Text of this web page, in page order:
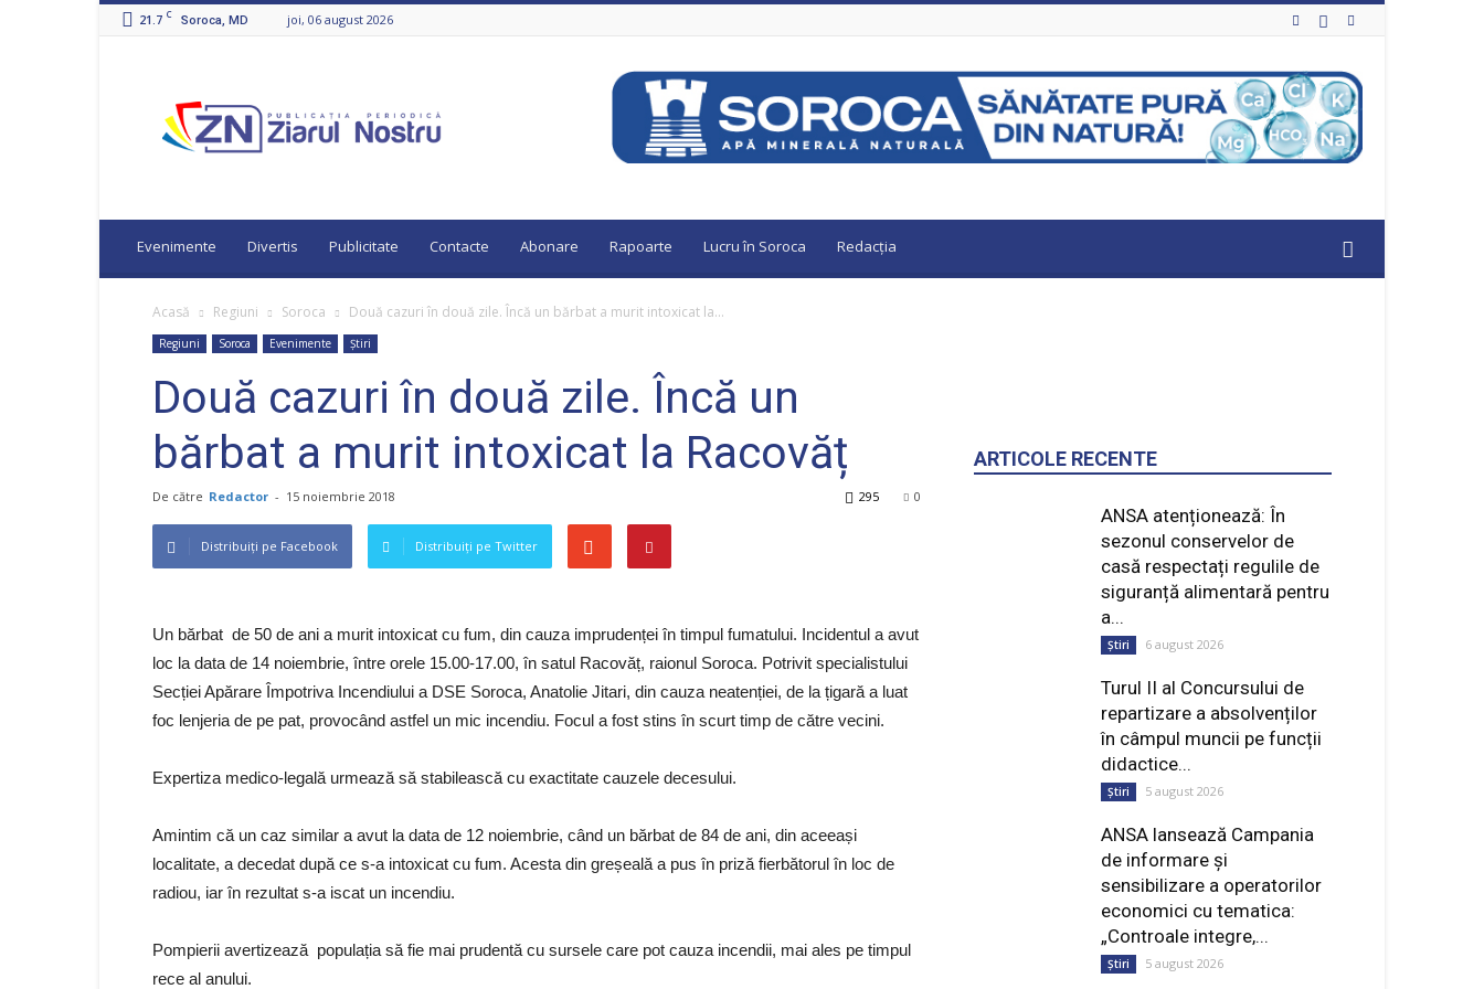
21.7 C Soroca, MD joi, 06 august 2026
Nostru
Evenimente Divertis Publicitate Contacte Abonare Rapoarte Lucru în Soroca Redacția
Acasă Regiuni Soroca Două cazuri în două zile. Încă un bărbat a murit intoxicat la...
Regiuni Soroca Evenimente Știri
Două cazuri în două zile. Încă un
bărbat a murit intoxicat la Racovăț
De către Redactor - 15 noiembrie 2018 0
295
Distribuiți pe Facebook Distribuiți pe Twitter
Un bărbat de 50 de ani a murit intoxicat cu fum, din cauza imprudenței în timpul fumatului. Incidentul a avut
loc la data de 14 noiembrie, între orele 15.00-17.00, în satul Racovăț, raionul Soroca. Potrivit specialistului
Secției Apărare Împotriva Incendiului a DSE Soroca, Anatolie Jitari, din cauza neatenției, de la țigară a luat
foc lenjeria de pe pat, provocând astfel un mic incendiu. Focul a fost stins în scurt timp de către vecini.
Expertiza medico-legală urmează să stabilească cu exactitate cauzele decesului.
Amintim că un caz similar a avut la data de 12 noiembrie, când un bărbat de 84 de ani, din aceeași
localitate, a decedat după ce s-a intoxicat cu fum. Acesta din greșeală a pus în priză fierbătorul în loc de
radiou, iar în rezultat s-a iscat un incendiu.
Pompierii avertizează populația să fie mai prudentă cu sursele care pot cauza incendii, mai ales pe timpul
rece al anului.
ARTICOLE RECENTE
ANSA atenționează: În
sezonul conservelor de
casă respectați regulile de
siguranță alimentară pentru
a...
Știri 6 august 2026
Turul II al Concursului de
repartizare a absolvenților
în câmpul muncii pe funcții
didactice...
Știri 5 august 2026
ANSA lansează Campania
de informare și
sensibilizare a operatorilor
economici cu tematica:
„Controale integre,...
Știri 5 august 2026